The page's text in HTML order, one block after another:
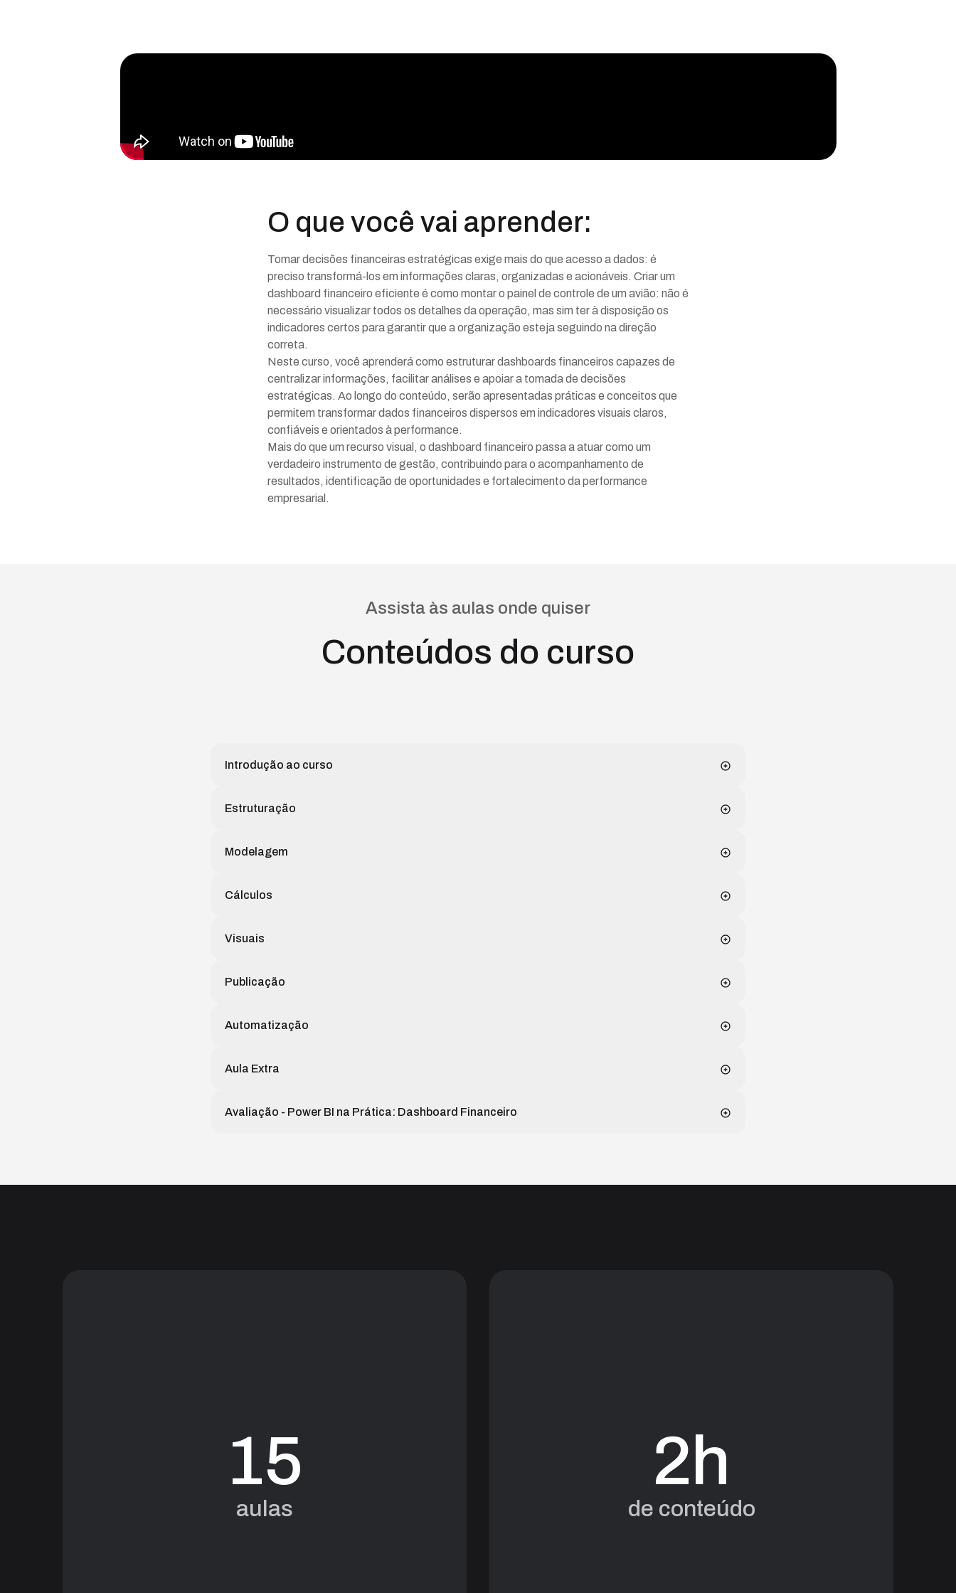
Sobre o curso
O que você vai aprender:
Tomar decisões financeiras estratégicas exige mais do que acesso a dados: é
preciso transformá-los em informações claras, organizadas e acionáveis. Criar um
dashboard financeiro eficiente é como montar o painel de controle de um avião: não é
necessário visualizar todos os detalhes da operação, mas sim ter à disposição os
indicadores certos para garantir que a organização esteja seguindo na direção
correta.
Neste curso, você aprenderá como estruturar dashboards financeiros capazes de
centralizar informações, facilitar análises e apoiar a tomada de decisões
estratégicas. Ao longo do conteúdo, serão apresentadas práticas e conceitos que
permitem transformar dados financeiros dispersos em indicadores visuais claros,
confiáveis e orientados à performance.
Mais do que um recurso visual, o dashboard financeiro passa a atuar como um
verdadeiro instrumento de gestão, contribuindo para o acompanhamento de
resultados, identificação de oportunidades e fortalecimento da performance
empresarial.
Assista às aulas onde quiser
Conteúdos do curso
Introdução ao curso
Estruturação
Modelagem
Cálculos
Visuais
Publicação
Automatização
Aula Extra
Avaliação - Power BI na Prática: Dashboard Financeiro
15
aulas
2h
de conteúdo